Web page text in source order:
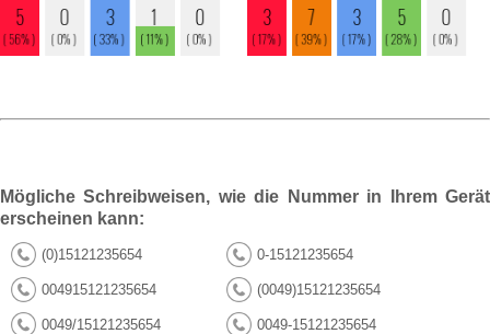
Mögliche Schreibweisen, wie die Nummer in Ihrem Gerät
erscheinen kann:
(0)15121235654 0-15121235654
004915121235654 (0049)15121235654
0049/15121235654 0049-15121235654